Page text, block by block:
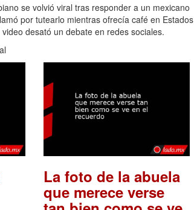
se volvió viral tras responder a un mexicano
por tutearlo mientras ofrecía café en Estados
video desató un debate en redes sociales.
La foto de la abuela
que merece verse